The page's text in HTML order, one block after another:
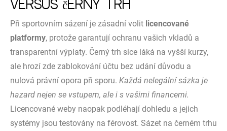
versus černý trh
Při sportovním sázení je zásadní volit licencované
platformy, protože garantují ochranu vašich vkladů a
transparentní výplaty. Černý trh sice láká na vyšší kurzy,
ale hrozí zde zablokování účtu bez udání důvodu a
nulová právní opora při sporu. Každá nelegální sázka je
hazard nejen se vstupem, ale i s vašimi financemi.
Licencované weby naopak podléhají dohledu a jejich
systémy jsou testovány na férovost. Sázet na černém trhu